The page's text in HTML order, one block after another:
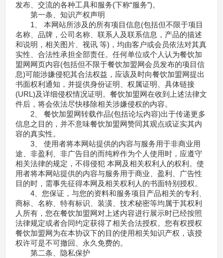
发布、交流的各种工具和服务(下称“服务”)。
第一条、知识产权声明
1、 本网站所涉及的所有项目信息(包括但不限于项目
名称、品牌，公司名称、联系人及联系信息，产品的描述
和说明，相关图片、视讯 等)，均由客户或会员依法对其真
实性、合法性承担全部责任。任何单位或个人认为餐饮加
盟网网页内容(包括但不限于餐饮加盟网会员发布的项目信
息)可能涉嫌侵犯其合法权益，应该及时向餐饮加盟网提出
书面权利通知，并提供身份证明、权属证明、具体链接
(URL)及详细侵权情况证明。餐饮加盟网在收到上述法律文
件后，将会依法尽快移除相关涉嫌侵权的内容。
2、 餐饮加盟网转载作品(包括论坛内容)出于传递更多
信息之目的，并不意味餐饮加盟网赞同其观点或证实其内
容的真实性。
3、 使用者将本网站提供的内容与服务用于非商业用
途、非盈利、非广告目的而纯粹作为个人使用时，应遵守
相关法律的规定，不得侵犯 本网及相关权利人的权利。使
用者将本网站提供的内容与服务用于商业、盈利、广告性
目的时，需事先征得本网及相关权利人的书面特别授权。
4、您保证，与您的资料和服务项目产品相关的专利、
商标、名称、特有标识、装潢、技术秘密等均属于其权利
人所有，您在餐饮加盟网对上述内容进行展示时已经按照
法律规定或者合同约定获得了相关合法授权。您有权授权
餐饮加盟网为在本协议下的目的使用相关知识产权，该授
权许可是不可撤回、永久免费的。
第二条、隐私保护